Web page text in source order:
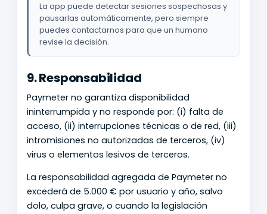
La app puede detectar sesiones sospechosas y
pausarlas automáticamente, pero siempre
puedes contactarnos para que un humano
revise la decisión.
9. Responsabilidad
Paymeter no garantiza disponibilidad
ininterrumpida y no responde por: (i) falta de
acceso, (ii) interrupciones técnicas o de red, (iii)
intromisiones no autorizadas de terceros, (iv)
virus o elementos lesivos de terceros.
La responsabilidad agregada de Paymeter no
excederá de 5.000 € por usuario y año, salvo
dolo, culpa grave, o cuando la legislación